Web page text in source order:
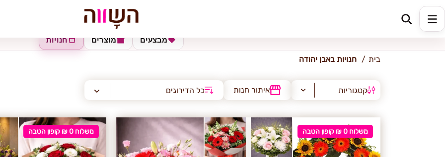
אבן יהודה
חנויות מוצרים מבצעים
בית חנויות באבן יהודה
קטגוריות איתור חנות כל הדירוגים
משלוח 0 ₪ קופון הטבה משלוח 0 ₪ קופון הטבה